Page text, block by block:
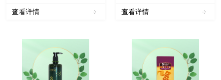
子，它含有多种药用功效，
作用，平时可以用于人类秃
顶和脱发等多种...
查看详情
不但能够强身健体，还能够
国药典》一部对制首乌的表
述：“[功能与主治] 补肝...
查看详情